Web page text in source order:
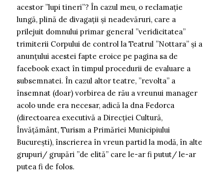
acestor ”lupi tineri”? În cazul meu, o reclamație
lungă, plină de divagații și neadevăruri, care a
prilejuit domnului primar general ”veridicitatea”
trimiterii Corpului de control la Teatrul ”Nottara” și a
anunțului acestei fapte eroice pe pagina sa de
facebook exact în timpul procedurii de evaluare a
subsemnatei. În cazul altor teatre, ”revolta” a
însemnat (doar) vorbirea de rău a vreunui manager
acolo unde era necesar, adică la dna Fedorca
(directoarea executivă a Direcției Cultură,
Învățământ, Turism a Primăriei Municipiului
București), înscrierea în vreun partid la modă, în alte
grupuri/ grupări ”de elită” care le-ar fi putut/ le-ar
putea fi de folos.